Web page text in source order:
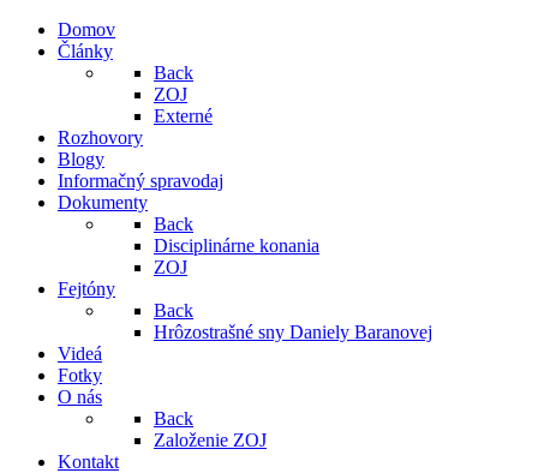
Domov
Články
Back
ZOJ
Externé
Rozhovory
Blogy
Informačný spravodaj
Dokumenty
Back
Disciplinárne konania
ZOJ
Fejtóny
Back
Hrôzostrašné sny Daniely Baranovej
Videá
Fotky
O nás
Back
Založenie ZOJ
Kontakt